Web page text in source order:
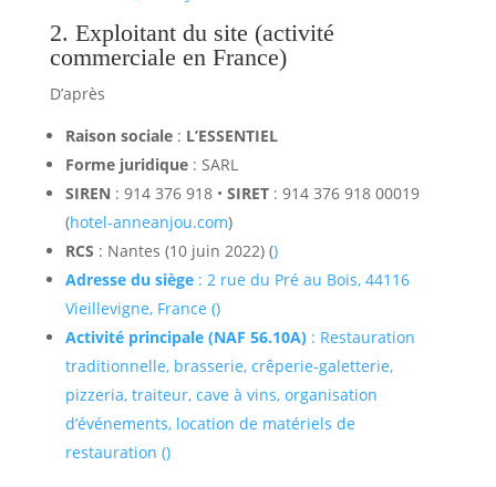
2. Exploitant du site (activité
commerciale en France)
D’après
Raison sociale: L’ESSENTIEL
Forme juridique: SARL
SIREN : 914 376 918 • SIRET: 914 376 918 00019
(hotel-anneanjou.com)
RCS : Nantes (10 juin 2022) ()
Adresse du siège: 2 rue du Pré au Bois, 44116
Vieillevigne, France ()
Activité principale (NAF 56.10A): Restauration
traditionnelle, brasserie, crêperie-galetterie,
pizzeria, traiteur, cave à vins, organisation
d’événements, location de matériels de
restauration ()